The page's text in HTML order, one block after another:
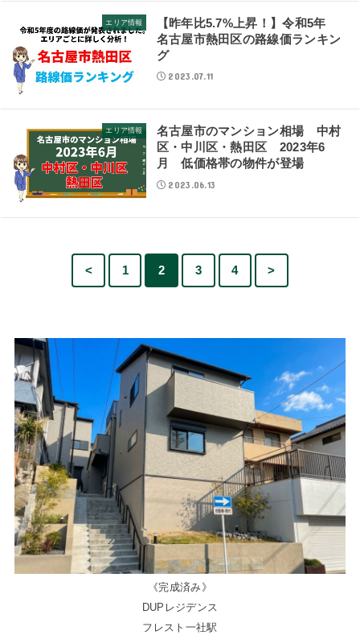
エリア情報
【昨年比5.7%上昇！】令和5年
名古屋市熱田区の路線価ランキン
グ
2023.07.11
エリア情報
名古屋市のマンション相場 中村
区・中川区・熱田区 2023年6
月 低価格帯の物件が登場
2023.06.13
< 1 2 3 4 >
《完成済み》
DUPレジデンス
フレスト一社駅